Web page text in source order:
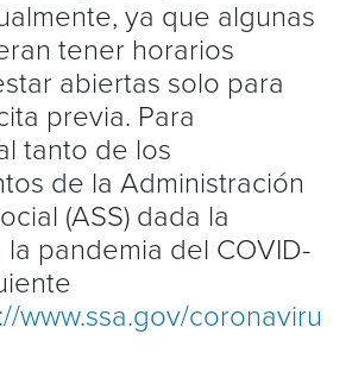
ya que algunas
tener horarios
abiertas solo para
previa. Para
tanto de los
de la Administración
(ASS) dada la
pandemia del COVID-
www.ssa.gov/coronaviru